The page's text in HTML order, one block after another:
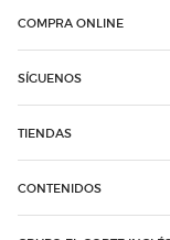
COMPRA ONLINE
SÍGUENOS
TIENDAS
CONTENIDOS